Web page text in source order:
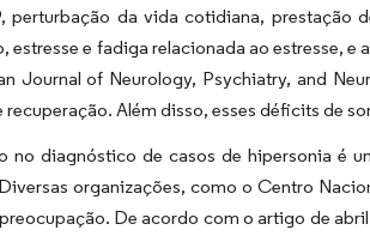
perturbação da vida cotidiana, prestação
estresse e fadiga relacionada ao estresse,
Journal of Neurology, Psychiatry, and
recuperação. Além disso, esses déficits de
no diagnóstico de casos de hipersonia é
organizações, como o Centro
De acordo com o artigo de